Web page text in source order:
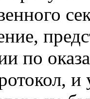
по
и